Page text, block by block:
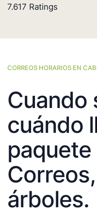
7.617 Ratings
CORREOS HORARIOS EN
Cuando
cuándo
paquete
árboles.